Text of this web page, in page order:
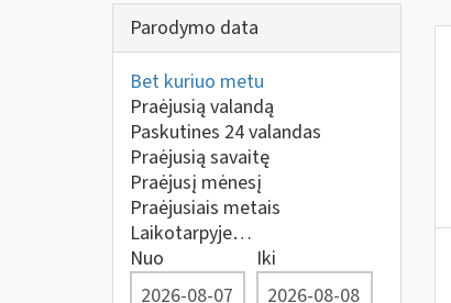
Parodymo data
Bet kuriuo metu
Praėjusią valandą
Paskutines 24 valandas
Praėjusią savaitę
Praėjusį mėnesį
Praėjusiais metais
Laikotarpyje…
Nuo
Iki